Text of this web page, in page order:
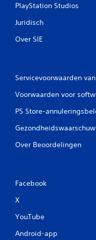
PlayStation Studios
Juridisch
Over SIE
Servicevoorwaarden
Voorwaarden voor
PS Store-
Over Beoordelingen
Facebook
X
YouTube
Android-app